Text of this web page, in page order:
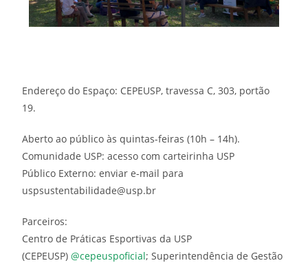
Endereço do Espaço: CEPEUSP, travessa C, 303, portão
19.
Aberto ao público às quintas-feiras (10h – 14h).
Comunidade USP: acesso com carteirinha USP
Público Externo: enviar e-mail para
uspsustentabilidade@usp.br
Parceiros:
Centro de Práticas Esportivas da USP
(CEPEUSP)@cepeuspoficial; Superintendência de Gestão